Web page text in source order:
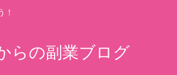
らの副業ブログ